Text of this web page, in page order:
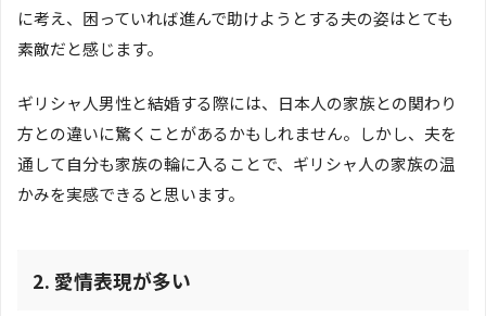
に考え、困っていれば進んで助けようとする夫の姿はとても
素敵だと感じます。
ギリシャ人男性と結婚する際には、日本人の家族との関わり
方との違いに驚くことがあるかもしれません。しかし、夫を
通して自分も家族の輪に入ることで、ギリシャ人の家族の温
かみを実感できると思います。
2. 愛情表現が多い